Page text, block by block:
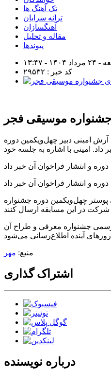
تک آهنگ ها
ترانه سرایان
آهنگسازان
مقاله و تحلیل
پیوندها
۱۴۰۴ - ۱۳:۴۷
کد خبر : ۲۹۵۳۲
موسیقی فجر
امینی دبیر چهل‌ویکمین دوره
پوستر چهل‌ویکمین دوره جشنواره
رسمی جشنواره معرفی و طراح آن
منبع: مهر
اشتراک گذاری
درباره نویسنده